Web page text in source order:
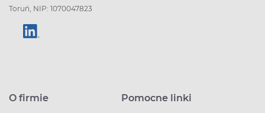
Toruń, NIP: 1070047823
O firmie Pomocne linki